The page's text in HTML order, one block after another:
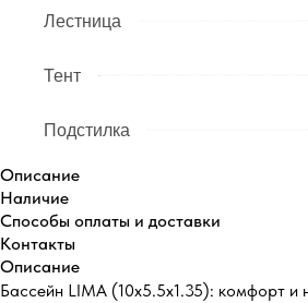
Лестница
Тент
Подстилка
Описание
Наличие
Способы оплаты и доставки
Контакты
Описание
Бассейн LIMA (10х5.5х1.35): комфорт и